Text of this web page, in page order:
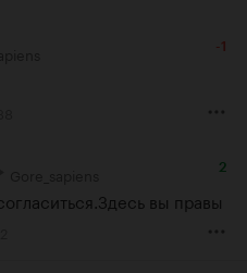
-1
2
вы правы